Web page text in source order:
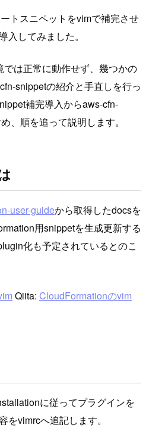
トスニペットをvimで補完させ
入してみました。
は正常に動作せず、幾つかの
snippetの紹介と手直しを行っ
補完導入からaws-cfn-
、順を追って説明します。
user-guideから取得したdocsを
用snippetを生成更新する
化も予定されているとのこ
Qiita: CloudFormationのvim
に従ってプラグインを
vimrcへ追記します。